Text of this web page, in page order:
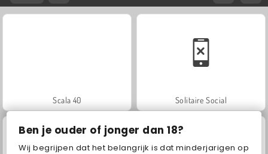
Ben je ouder of jonger dan 18?
Wij begrijpen dat het belangrijk is dat minderjarigen op
Scala 40 Solitaire Social